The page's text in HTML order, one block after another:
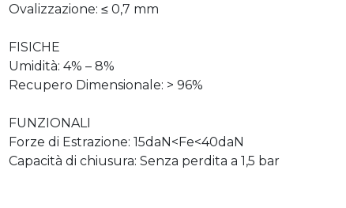
Ovalizzazione: ≤ 0,7 mm
FISICHE
Umidità: 4% – 8%
Recupero Dimensionale: > 96%
FUNZIONALI
Forze di Estrazione: 15daN<Fe<40daN
Capacità di chiusura: Senza perdita a 1,5 bar